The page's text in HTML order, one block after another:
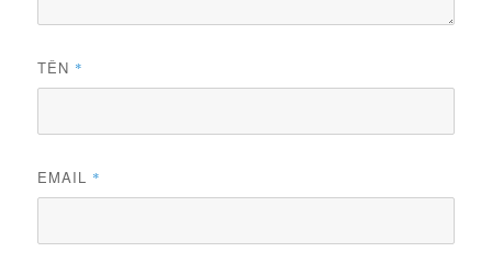
TÊN *
EMAIL *